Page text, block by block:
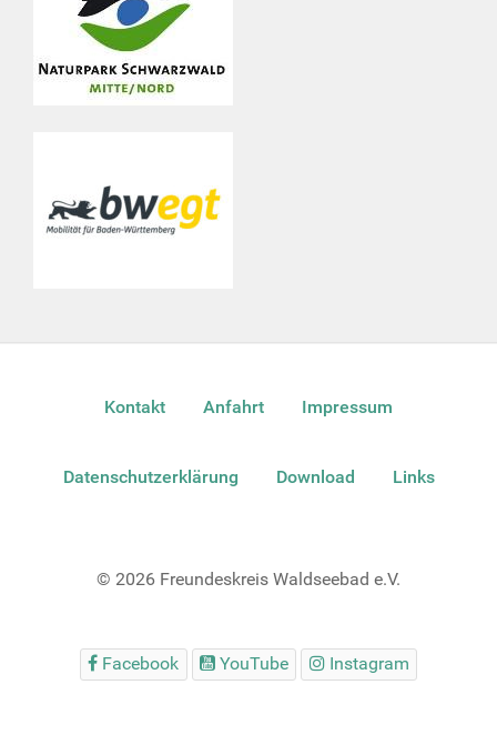
Kontakt Anfahrt Impressum
Datenschutzerklärung Download Links
© 2026 Freundeskreis Waldseebad e.V.
Facebook YouTube Instagram